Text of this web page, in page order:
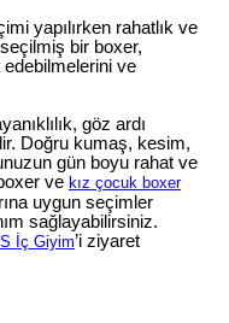
yapılırken rahatlık ve
bir boxer,
ve
göz ardı
Doğru kumaş, kesim,
gün boyu rahat ve
ve kız çocuk boxer
uygun seçimler
sağlayabilirsiniz.
İç Giyim’i ziyaret